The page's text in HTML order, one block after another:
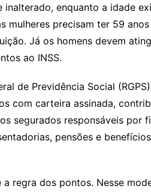
enquanto a idade
mulheres precisam ter 59
Já os homens devem
ao INSS.
de Previdência Social
com carteira assinada,
segurados responsáveis por
pensões e benefícios
regra dos pontos. Nesse